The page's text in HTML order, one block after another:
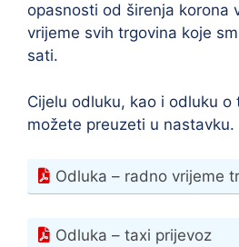
opasnosti od širenja korona
vrijeme svih trgovina koje
sati.
Cijelu odluku, kao i odluku o
možete preuzeti u nastavku.
Odluka – radno vrijeme
Odluka – taxi prijevoz